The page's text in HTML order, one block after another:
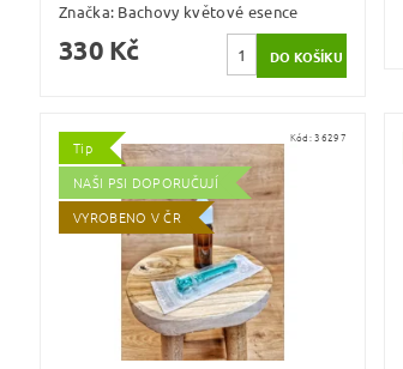
Značka: Bachovy květové esence
330 Kč
Tip
NAŠI PSI DOPORUČUJÍ
VYROBENO V ČR
Kód:36297